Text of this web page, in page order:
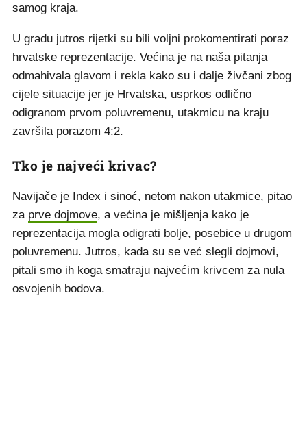
samog kraja.
U gradu jutros rijetki su bili voljni prokomentirati poraz
hrvatske reprezentacije. Većina je na naša pitanja
odmahivala glavom i rekla kako su i dalje živčani zbog
cijele situacije jer je Hrvatska, usprkos odlično
odigranom prvom poluvremenu, utakmicu na kraju
završila porazom 4:2.
Tko je najveći krivac?
Navijače je Index i sinoć, netom nakon utakmice, pitao
za prve dojmove, a većina je mišljenja kako je
reprezentacija mogla odigrati bolje, posebice u drugom
poluvremenu. Jutros, kada su se već slegli dojmovi,
pitali smo ih koga smatraju najvećim krivcem za nula
osvojenih bodova.